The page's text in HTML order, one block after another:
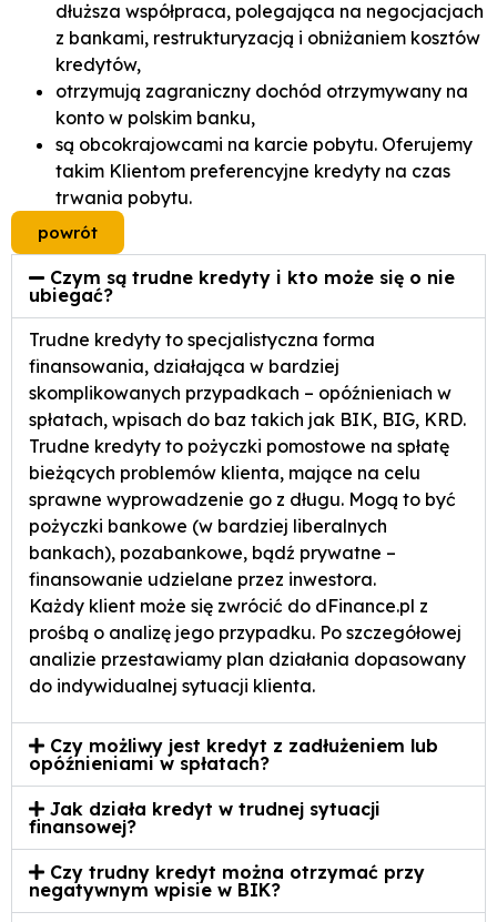
dłuższa współpraca, polegająca na negocjacjach
z bankami, restrukturyzacją i obniżaniem kosztów
kredytów,
otrzymują zagraniczny dochód otrzymywany na
konto w polskim banku,
są obcokrajowcami na karcie pobytu. Oferujemy
takim Klientom preferencyjne kredyty na czas
trwania pobytu.
powrót
Czym są trudne kredyty i kto może się o nie
ubiegać?
Trudne kredyty to specjalistyczna forma
finansowania, działająca w bardziej
skomplikowanych przypadkach – opóźnieniach w
spłatach, wpisach do baz takich jak BIK, BIG, KRD.
Trudne kredyty to pożyczki pomostowe na spłatę
bieżących problemów klienta, mające na celu
sprawne wyprowadzenie go z długu. Mogą to być
pożyczki bankowe (w bardziej liberalnych
bankach), pozabankowe, bądź prywatne –
finansowanie udzielane przez inwestora.
Każdy klient może się zwrócić do dFinance.pl z
prośbą o analizę jego przypadku. Po szczegółowej
analizie przestawiamy plan działania dopasowany
do indywidualnej sytuacji klienta.
Czy możliwy jest kredyt z zadłużeniem lub
opóźnieniami w spłatach?
Jak działa kredyt w trudnej sytuacji
finansowej?
Czy trudny kredyt można otrzymać przy
negatywnym wpisie w BIK?